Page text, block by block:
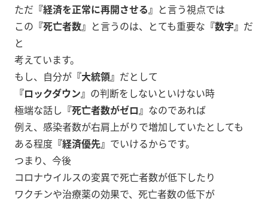
ただ 『経済を正常に再開させる』 と言う視点では
この 『死亡者数』 と言うのは、とても重要な 『数字』 だ
と
考えています。
もし、自分が 『大統領』 だとして
『ロックダウン』 の判断をしないといけない時
極端な話し 『死亡者数がゼロ』 なのであれば
例え、感染者数が右肩上がりで増加していたとしても
ある程度 『経済優先』 でいけるからです。
つまり、今後
コロナウイルスの変異で死亡者数が低下したり
ワクチンや治療薬の効果で、死亡者数の低下が